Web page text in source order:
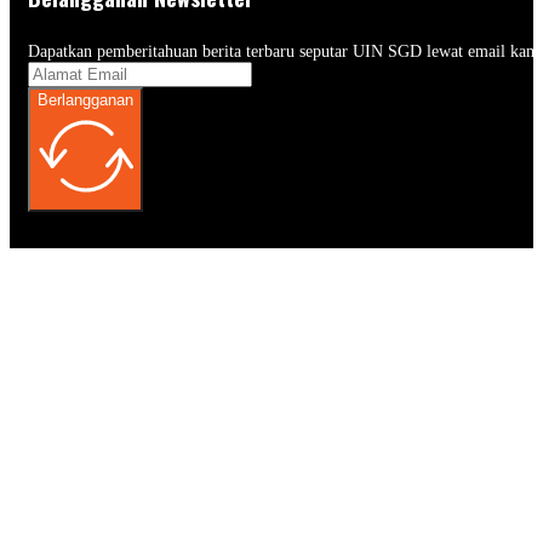
Dapatkan pemberitahuan berita terbaru seputar UIN SGD lewat email
Berlangganan